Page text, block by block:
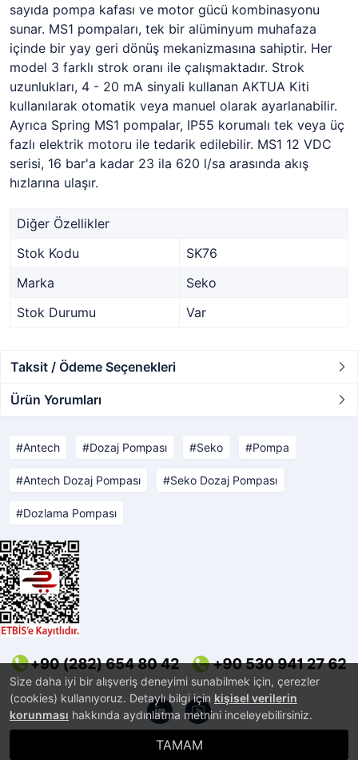
Size daha iyi bir alışveriş deneyimi sunabilmek için, çerezler
(cookies) kullanıyoruz. Detaylı bilgi için kişisel verilerin
korunması hakkında aydınlatma metnini inceleyebilirsiniz.
TAMAM
sayıda pompa kafası ve motor gücü kombinasyonu
sunar. MS1 pompaları, tek bir alüminyum muhafaza
içinde bir yay geri dönüş mekanizmasına sahiptir. Her
model 3 farklı strok oranı ile çalışmaktadır. Strok
uzunlukları, 4 - 20 mA sinyali kullanan AKTUA Kiti
kullanılarak otomatik veya manuel olarak ayarlanabilir.
Ayrıca Spring MS1 pompalar, IP55 korumalı tek veya üç
fazlı elektrik motoru ile tedarik edilebilir. MS1 12 VDC
serisi, 16 bar'a kadar 23 ila 620 l/sa arasında akış
hızlarına ulaşır.
Diğer Özellikler
Stok Kodu
SK76
Marka
Seko
Stok Durumu
Var
Taksit / Ödeme Seçenekleri
Ürün Yorumları
Antech Dozaj Pompası Seko Pompa
Antech Dozaj Pompası Seko Dozaj Pompası
Dozlama Pompası
E-Ticaret Sistemi